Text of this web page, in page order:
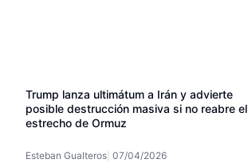
Trump lanza ultimátum a Irán y advierte
posible destrucción masiva si no reabre el
estrecho de Ormuz
Esteban Gualteros 07/04/2026